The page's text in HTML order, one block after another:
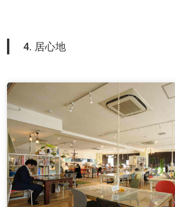
4. 居心地